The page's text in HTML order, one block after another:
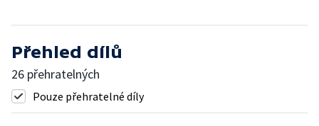
Přehled dílů
26 přehratelných
Pouze přehratelné díly